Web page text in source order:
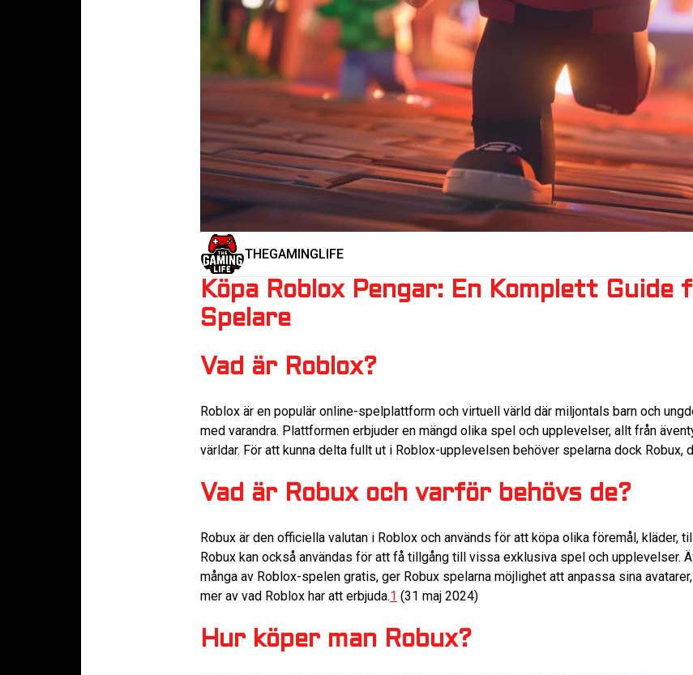
THEGAMINGLIFE
Köpa Roblox Pengar: En Komplett
Spelare
Vad är Roblox?
Roblox är en populär online-spelplattform och virtuell värld där miljontals barn och
med varandra. Plattformen erbjuder en mängd olika spel och upplevelser, allt från
världar. För att kunna delta fullt ut i Roblox-upplevelsen behöver spelarna dock Robux,
Vad är Robux och varför behövs de?
Robux är den officiella valutan i Roblox och används för att köpa olika föremål, kläder,
Robux kan också användas för att få tillgång till vissa exklusiva spel och upplevelser.
många av Roblox-spelen gratis, ger Robux spelarna möjlighet att anpassa sina
mer av vad Roblox har att erbjuda.1 (31 maj 2024)
Hur köper man Robux?